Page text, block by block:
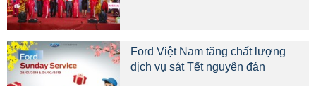
Ford Việt Nam tăng chất lượng
dịch vụ sát Tết nguyên đán